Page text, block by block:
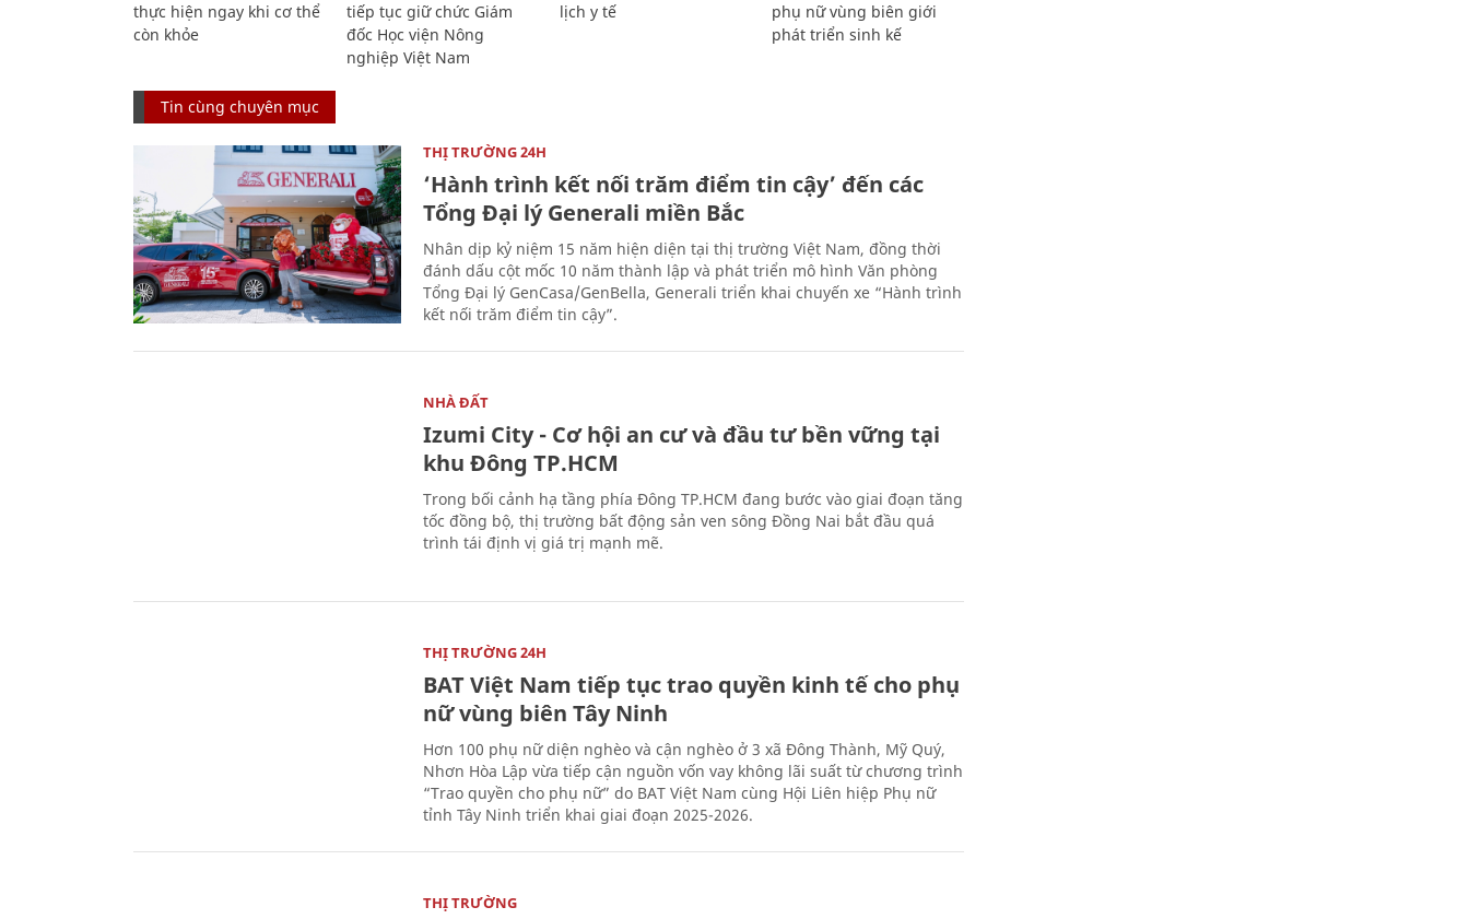
thực hiện ngay khi cơ thể
còn khỏe
tiếp tục giữ chức Giám
đốc Học viện Nông
nghiệp Việt Nam
lịch y tế
phụ nữ vùng biên giới
phát triển sinh kế
Tin cùng chuyên mục
THỊ TRƯỜNG 24H
‘Hành trình kết nối trăm điểm tin cậy’ đến các
Tổng Đại lý Generali miền Bắc
Nhân dịp kỷ niệm 15 năm hiện diện tại thị trường Việt Nam, đồng thời
đánh dấu cột mốc 10 năm thành lập và phát triển mô hình Văn phòng
Tổng Đại lý GenCasa/GenBella, Generali triển khai chuyến xe “Hành trình
kết nối trăm điểm tin cậy”.
NHÀ ĐẤT
Izumi City - Cơ hội an cư và đầu tư bền vững tại
khu Đông TP.HCM
Trong bối cảnh hạ tầng phía Đông TP.HCM đang bước vào giai đoạn tăng
tốc đồng bộ, thị trường bất động sản ven sông Đồng Nai bắt đầu quá
trình tái định vị giá trị mạnh mẽ.
THỊ TRƯỜNG 24H
BAT Việt Nam tiếp tục trao quyền kinh tế cho phụ
nữ vùng biên Tây Ninh
Hơn 100 phụ nữ diện nghèo và cận nghèo ở 3 xã Đông Thành, Mỹ Quý,
Nhơn Hòa Lập vừa tiếp cận nguồn vốn vay không lãi suất từ chương trình
“Trao quyền cho phụ nữ” do BAT Việt Nam cùng Hội Liên hiệp Phụ nữ
tỉnh Tây Ninh triển khai giai đoạn 2025-2026.
THỊ TRƯỜNG